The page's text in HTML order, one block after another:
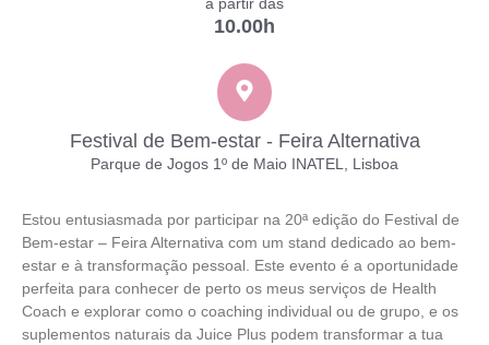
10.00h
Festival de Bem-estar - Feira Alternativa
Parque de Jogos 1º de Maio INATEL, Lisboa
Estou entusiasmada por participar na 20ª edição do Festival de
Bem-estar – Feira Alternativa com um stand dedicado ao bem-
estar e à transformação pessoal. Este evento é a oportunidade
perfeita para conhecer de perto os meus serviços de Health
Coach e explorar como o coaching individual ou de grupo, e os
suplementos naturais da Juice Plus podem transformar a tua